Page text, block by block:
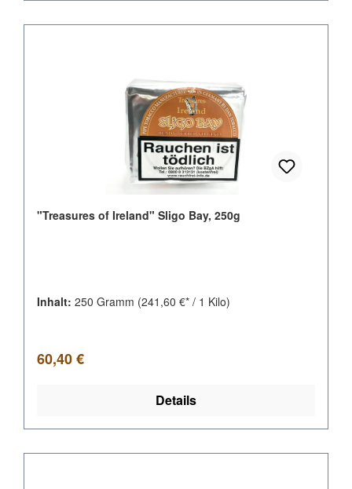
"Treasures of Ireland" Sligo Bay, 250g
Inhalt: 250 Gramm (241,60 €* / 1 Kilo)
Regulärer Preis:
60,40 €
Details